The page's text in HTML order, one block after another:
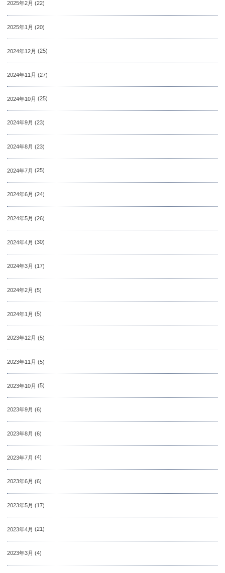
2025年2月 (22)
2025年1月 (20)
2024年12月 (25)
2024年11月 (27)
2024年10月 (25)
2024年9月 (23)
2024年8月 (23)
2024年7月 (25)
2024年6月 (24)
2024年5月 (26)
2024年4月 (30)
2024年3月 (17)
2024年2月 (5)
2024年1月 (5)
2023年12月 (5)
2023年11月 (5)
2023年10月 (5)
2023年9月 (6)
2023年8月 (6)
2023年7月 (4)
2023年6月 (6)
2023年5月 (17)
2023年4月 (21)
2023年3月 (4)